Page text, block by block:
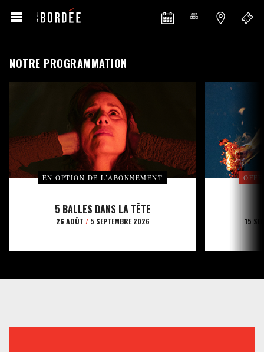
NOTRE PROGRAMMATION
EN OPTION DE L’ABONNEMENT
5 BALLES DANS LA TÊTE
26 AOÛT /5 SEPTEMBRE 2026 15